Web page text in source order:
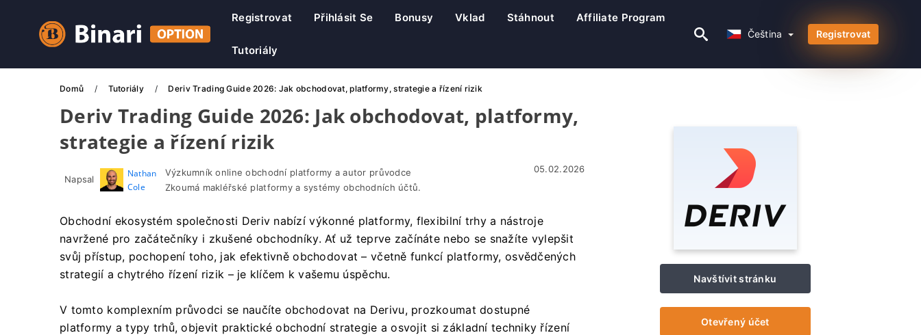
Registrovat Přihlásit Se Bonusy Vklad Stáhnout Affiliate Program
Tutoriály
Čeština Registrovat
Domů Tutoriály Deriv Trading Guide 2026: Jak obchodovat, platformy, strategie a řízení rizik
Deriv Trading Guide 2026: Jak obchodovat, platformy,
strategie a řízení rizik
Napsal
Nathan
Cole
Výzkumník online obchodní platformy a autor průvodce
Zkoumá makléřské platformy a systémy obchodních účtů.
05.02.2026
Obchodní ekosystém společnosti Deriv nabízí výkonné platformy, flexibilní trhy a nástroje
navržené pro začátečníky i zkušené obchodníky. Ať už teprve začínáte nebo se snažíte vylepšit
svůj přístup, pochopení toho, jak efektivně obchodovat – včetně funkcí platformy, osvědčených
strategií a chytrého řízení rizik – je klíčem k vašemu úspěchu.
V tomto komplexním průvodci se naučíte obchodovat na Derivu, prozkoumat dostupné
platformy a typy trhů, objevit praktické obchodní strategie a osvojit si základní techniky řízení
Navštívit stránku
Otevřený účet